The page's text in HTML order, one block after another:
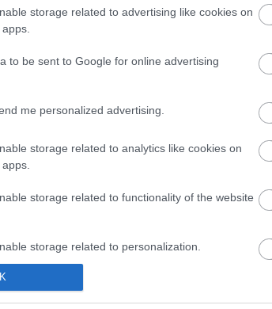
storage related to advertising like cookies on
to be sent to Google for online advertising
me personalized advertising.
storage related to analytics like cookies on
storage related to functionality of the website
storage related to personalization.
storage related to security, including
fraud prevention, and other user protection.
EN
Düşük
Ya